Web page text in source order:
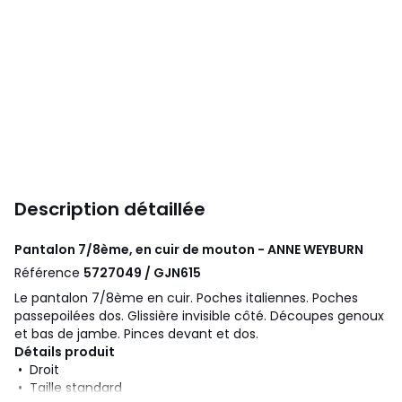
Description détaillée
Pantalon 7/8ème, en cuir de mouton - ANNE WEYBURN
Référence 5727049 / GJN615
Le pantalon 7/8ème en cuir. Poches italiennes. Poches
passepoilées dos. Glissière invisible côté. Découpes genoux
et bas de jambe. Pinces devant et dos.
Détails produit
• Droit
• Taille standard